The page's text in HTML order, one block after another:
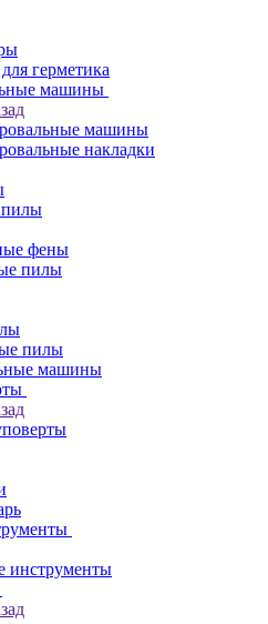
герметика
машины
машины
накладки
пилы
фены
пилы
пилы
машины
инструменты